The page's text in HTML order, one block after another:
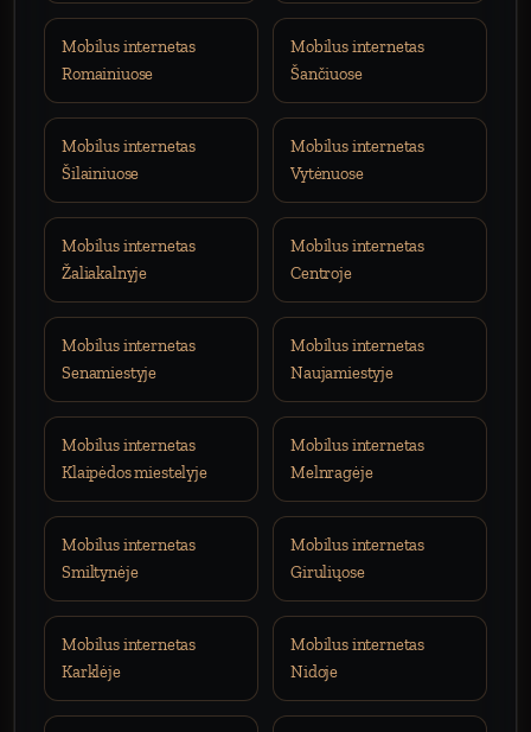
Mobilus internetas
Romainiuose
Mobilus internetas
Šančiuose
Mobilus internetas
Šilainiuose
Mobilus internetas
Vytėnuose
Mobilus internetas
Žaliakalnyje
Mobilus internetas
Centroje
Mobilus internetas
Senamiestyje
Mobilus internetas
Naujamiestyje
Mobilus internetas
Klaipėdos miestelyje
Mobilus internetas
Melnragėje
Mobilus internetas
Smiltynėje
Mobilus internetas
Giruliųose
Mobilus internetas
Karklėje
Mobilus internetas
Nidoje